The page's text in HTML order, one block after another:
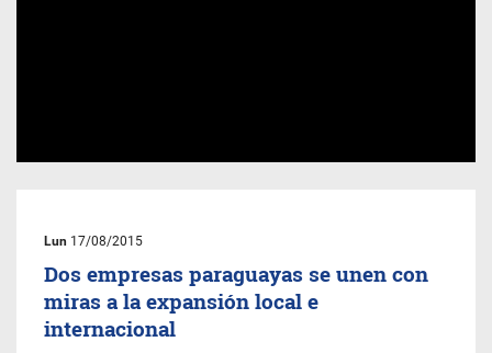
Lun 17/08/2015
Dos empresas paraguayas se unen con
miras a la expansión local e
internacional